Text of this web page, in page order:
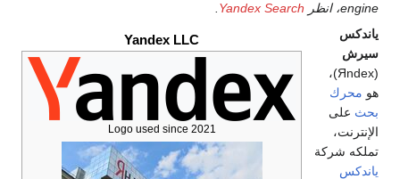
engine، انظر
Yandex Search
Yandex LLC
Logo used since 2021
ياندكس
سيرش
(Яndex)،
هو محرك
بحث على
الإنترنت،
تملكه شركة
ياندكس